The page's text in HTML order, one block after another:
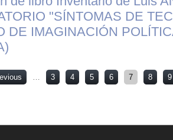
"SÍNTOMAS DE
DE IMAGINACIÓN
… 3 4 5 6 7 8 9